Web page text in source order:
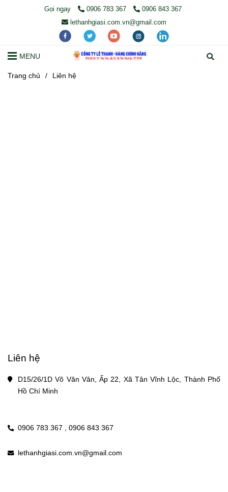
Gọi ngay 0906 783 367
0906 843 367
lethanhgiasi.com.vn@gmail.com
MENU
Trang chủ / Liên hệ
Liên hệ
D15/26/1D Võ Văn Vân, Ấp 22, Xã Tân Vĩnh Lộc, Thành Phố
Hồ Chí Minh
0906 783 367 , 0906 843 367
lethanhgiasi.com.vn@gmail.com